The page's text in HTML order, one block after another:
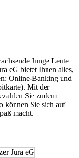
Junge Leute
eG bietet Ihnen alles,
Online-Banking und
Mit der
Sie zudem
können Sie sich auf
macht.